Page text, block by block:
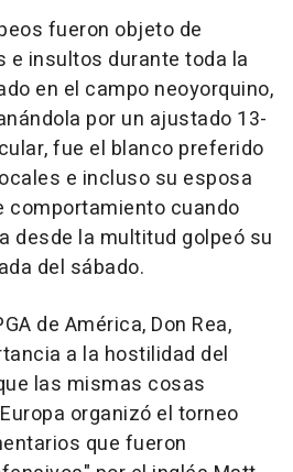
fueron objeto de
e insultos durante toda la
en el campo neoyorquino,
por un ajustado 13-
fue el blanco preferido
e incluso su esposa
comportamiento cuando
desde la multitud golpeó su
del sábado.
de América, Don Rea,
a la hostilidad del
las mismas cosas
organizó el torneo
que fueron